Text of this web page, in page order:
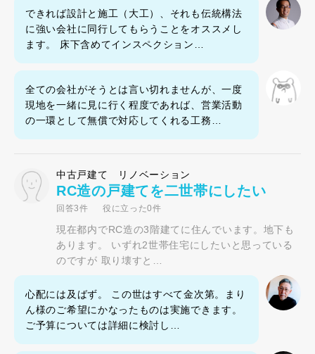
できれば設計と施工（大工）、それも伝統構法
に強い会社に同行してもらうことをオススメし
ます。 床下含めてインスペクション…
全ての会社がそうとは言い切れませんが、一度
現地を一緒に見に行く程度であれば、営業活動
の一環として無償で対応してくれる工務…
中古戸建て リノベーション
RC造の戸建てを二世帯にしたい
回答3件 役に立った0件
現在都内でRC造の3階建てに住んでいます。地下も
あります。 いずれ2世帯住宅にしたいと思っている
のですが 取り壊すと…
心配には及ばず。 この世はすべて金次第。まり
ん様のご希望にかなったものは実施できます。
ご予算については詳細に検討し…